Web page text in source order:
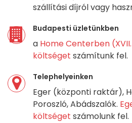
szállítási díjról vagy
Budapesti üzletünkben
a Home Centerben
költséget számítunk fel.
Telephelyeinken
Eger (központi raktár),
Poroszló, Abádszalók.
költséget számolunk fel.